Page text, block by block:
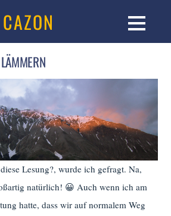
Lesung?, wurde ich gefragt. Na,
natürlich! 😀 Auch wenn ich am
hatte, dass wir auf normalem Weg